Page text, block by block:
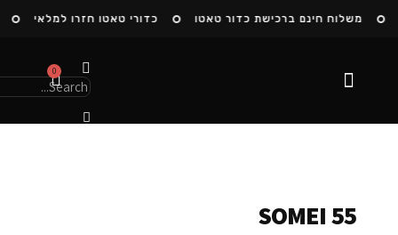
משלוח חינם ברכישת כדור טאטו כדורי טאטו חזרו למלאי
0
SOMEI 55